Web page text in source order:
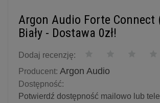
Argon Audio Forte Connect
Biały - Dostawa 0zł!
Dodaj recenzję:
Producent: Argon Audio
Dostępność:
Potwierdź dostępność mailowo lub